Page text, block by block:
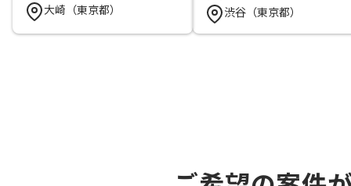
大崎（東京都）
渋谷（東京都）